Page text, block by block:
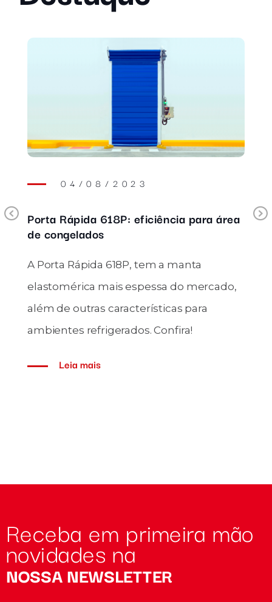
Previous
04/08/2023
Porta Rápida 618P: eficiência para área
de congelados
A Porta Rápida 618P, tem a manta
elastomérica mais espessa do mercado,
além de outras características para
ambientes refrigerados. Confira!
Leia mais
Receba em primeira mão
novidades na
NOSSA NEWSLETTER